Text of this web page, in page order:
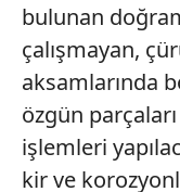
bulunan
çalışmayan,
aksamlarında
özgün
işlemleri
kir ve